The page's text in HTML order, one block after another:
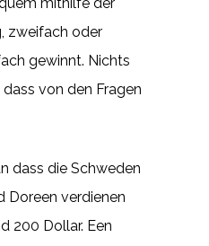
zweifach oder
gewinnt. Nichts
von den Fragen
dass die Schweden
Doreen verdienen
200 Dollar. Een